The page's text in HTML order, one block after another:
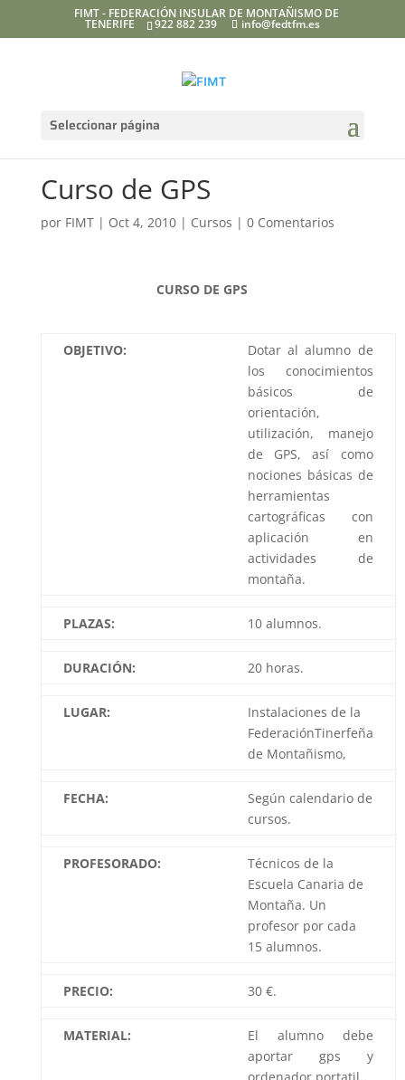
FIMT - FEDERACIÓN INSULAR DE MONTAÑISMO DE
TENERIFE 922 882 239 info@fedtfm.es
Seleccionar página
Curso de GPS
por FIMT| Oct 4, 2010| Cursos | 0 Comentarios
CURSO DE GPS
OBJETIVO:
Dotar al alumno de
los conocimientos
básicos de
orientación,
utilización, manejo
de GPS, así como
nociones básicas de
herramientas
cartográficas con
aplicación en
actividades de
montaña.
PLAZAS: 10 alumnos.
DURACIÓN: 20 horas.
LUGAR:
Instalaciones de la
FederaciónTinerfeña
de Montañismo,
FECHA:
Según calendario de
cursos.
PROFESORADO:
Técnicos de la
Escuela Canaria de
Montaña. Un
profesor por cada
15 alumnos.
PRECIO: 30 €.
MATERIAL:
El alumno debe
aportar gps y